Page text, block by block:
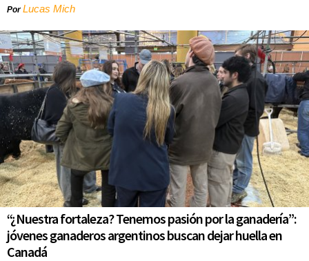
PorLucas Mich
“¿Nuestra fortaleza? Tenemos pasión por la ganadería”:
jóvenes ganaderos argentinos buscan dejar huella en
Canadá